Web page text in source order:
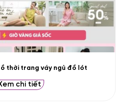
thời trang váy ngủ đồ lót
chi tiết